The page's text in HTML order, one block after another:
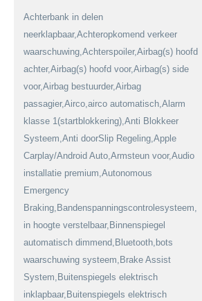
Achterbank in delen
neerklapbaar,Achteropkomend verkeer
waarschuwing,Achterspoiler,Airbag(s) hoofd
achter,Airbag(s) hoofd voor,Airbag(s) side
voor,Airbag bestuurder,Airbag
passagier,Airco,airco automatisch,Alarm
klasse 1(startblokkering),Anti Blokkeer
Systeem,Anti doorSlip Regeling,Apple
Carplay/Android Auto,Armsteun voor,Audio
installatie premium,Autonomous
Emergency
in hoogte verstelbaar,Binnenspiegel
automatisch dimmend,Bluetooth,bots
waarschuwing systeem,Brake Assist
System,Buitenspiegels elektrisch
inklapbaar,Buitenspiegels elektrisch